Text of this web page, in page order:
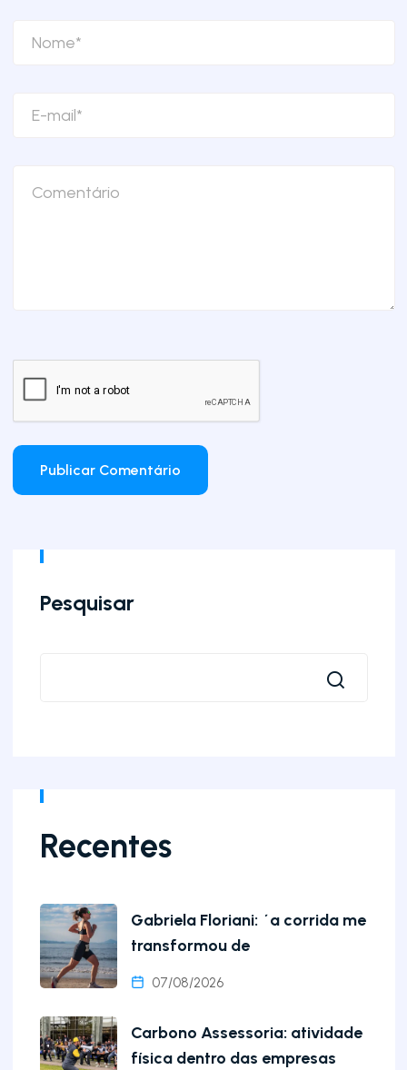
Pesquisar
Recentes
Gabriela Floriani: ´a corrida me
transformou de
07/08/2026
Carbono Assessoria: atividade
física dentro das empresas